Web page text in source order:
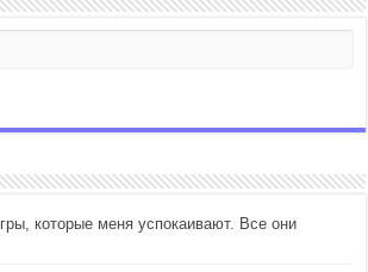
которые меня успокаивают. Все они